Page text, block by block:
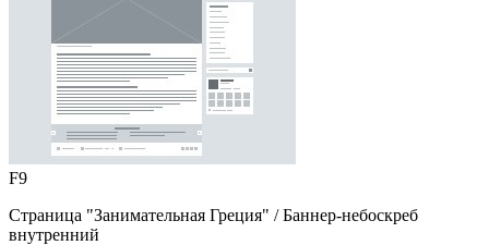
F9
Страница "Занимательная Греция" / Баннер-небоскреб
внутренний